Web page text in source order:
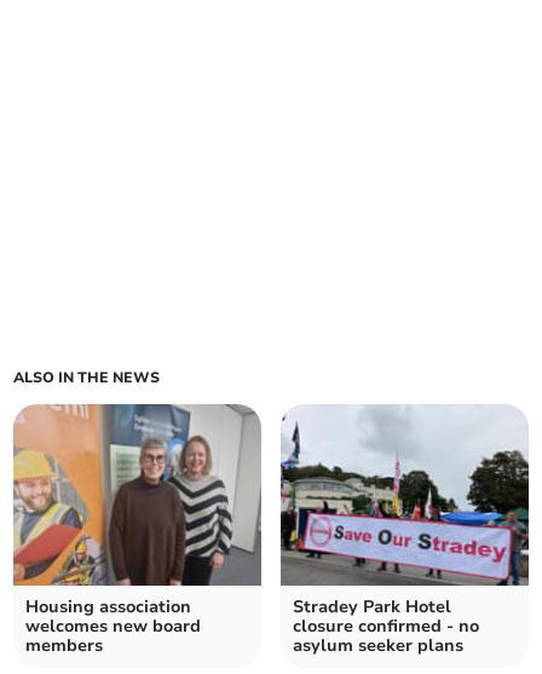
ALSO IN THE NEWS
Housing association
welcomes new board
members
Stradey Park Hotel
closure confirmed - no
asylum seeker plans